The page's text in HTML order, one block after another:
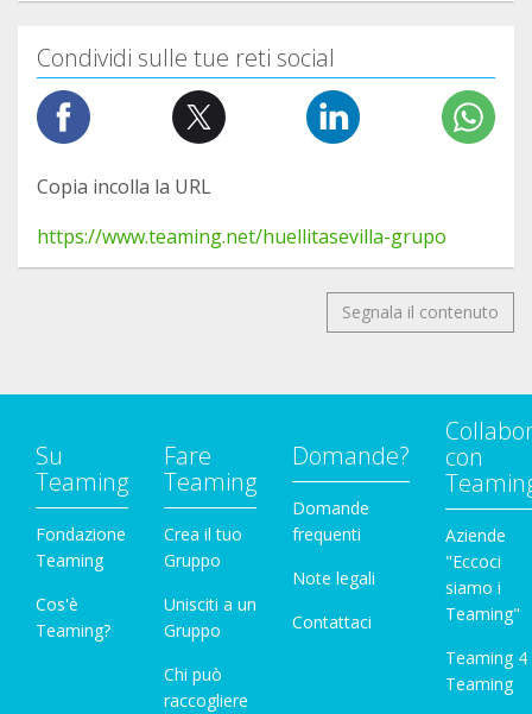
Condividi sulle tue reti social
Copia incolla la URL
https://www.teaming.net/huellitasevilla-grupo
Segnala il contenuto
Su
Teaming
Fondazione
Teaming
Cos'è
Teaming?
Fare
Teaming
Crea il tuo
Gruppo
Unisciti a un
Gruppo
Chi può
raccogliere
Domande?
Domande
frequenti
Note legali
Contattaci
con
Aziende
"Eccoci
siamo i
Teaming"
Teaming 4
Teaming